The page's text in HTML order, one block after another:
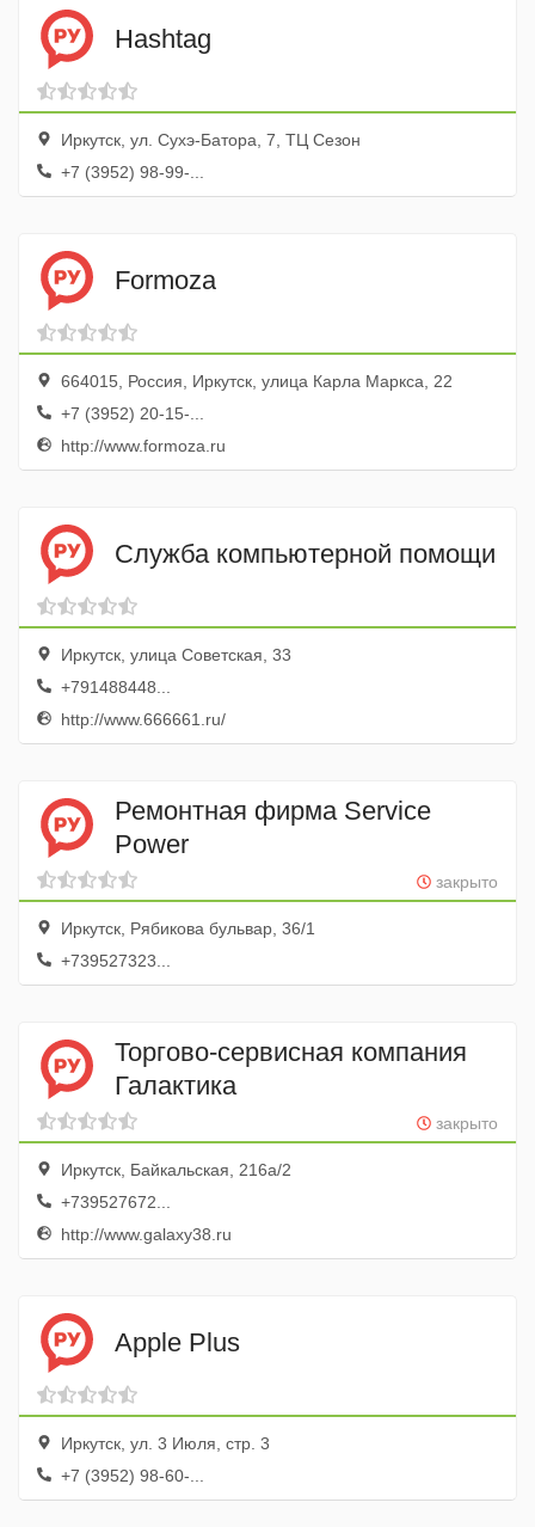
Hashtag
Иркутск, ул. Сухэ-Батора, 7, ТЦ Сезон
+7 (3952) 98-99-...
Formoza
664015, Россия, Иркутск, улица Карла Маркса, 22
+7 (3952) 20-15-...
http://www.formoza.ru
Служба компьютерной помощи
Иркутск, улица Советская, 33
+791488448...
http://www.666661.ru/
Ремонтная фирма Service
Power
закрыто
Иркутск, Рябикова бульвар, 36/1
+739527323...
Торгово-сервисная компания
Галактика
закрыто
Иркутск, Байкальская, 216а/2
+739527672...
http://www.galaxy38.ru
Apple Plus
Иркутск, ул. 3 Июля, стр. 3
+7 (3952) 98-60-...